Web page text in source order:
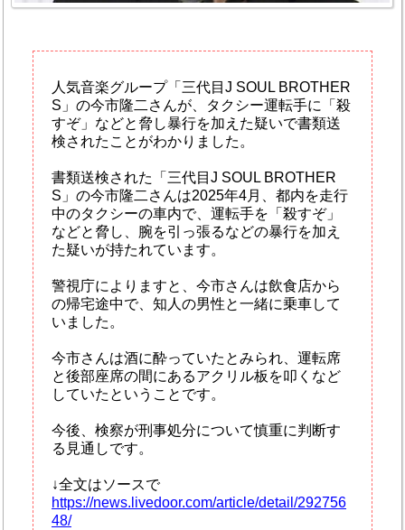
人気音楽グループ「三代目J SOUL BROTHER
S」の今市隆二さんが、タクシー運転手に「殺
すぞ」などと脅し暴行を加えた疑いで書類送
検されたことがわかりました。
書類送検された「三代目J SOUL BROTHER
S」の今市隆二さんは2025年4月、都内を走行
中のタクシーの車内で、運転手を「殺すぞ」
などと脅し、腕を引っ張るなどの暴行を加え
た疑いが持たれています。
警視庁によりますと、今市さんは飲食店から
の帰宅途中で、知人の男性と一緒に乗車して
いました。
今市さんは酒に酔っていたとみられ、運転席
と後部座席の間にあるアクリル板を叩くなど
していたということです。
今後、検察が刑事処分について慎重に判断す
る見通しです。
↓全文はソースで
https://news.livedoor.com/article/detail/292756
48/